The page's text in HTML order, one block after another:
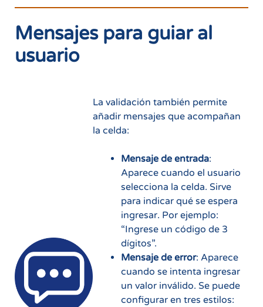
Mensajes para guiar al
usuario
La validación también permite
añadir mensajes que acompañan
la celda:
Mensaje de entrada:
Aparece cuando el usuario
selecciona la celda. Sirve
para indicar qué se espera
ingresar. Por ejemplo:
“Ingrese un código de 3
dígitos”.
Mensaje de error: Aparece
cuando se intenta ingresar
un valor inválido. Se puede
configurar en tres estilos: